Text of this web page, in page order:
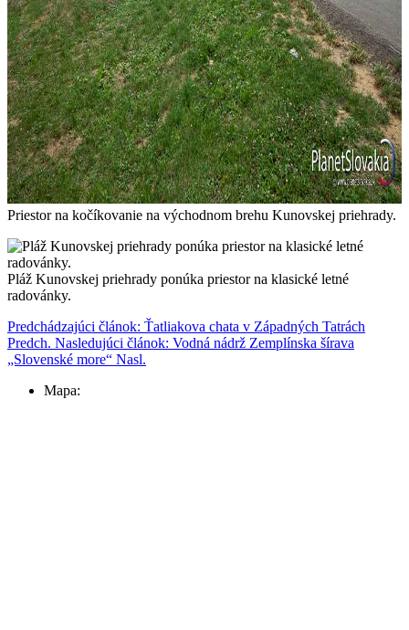
Priestor na kočíkovanie na východnom brehu Kunovskej priehrady.
Pláž Kunovskej priehrady ponúka priestor na klasické letné
radovánky.
Predchádzajúci článok: Ťatliakova chata v Západných Tatrách
Predch. Nasledujúci článok: Vodná nádrž Zemplínska šírava
„Slovenské more“ Nasl.
Mapa: